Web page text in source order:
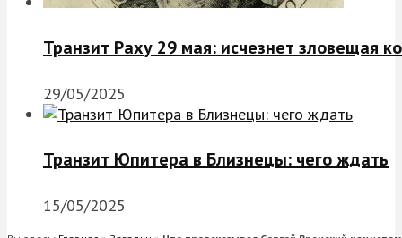
Транзит Раху 29 мая: исчезнет зловещая
29/05/2025
Транзит Юпитера в Близнецы: чего ждать
15/05/2025